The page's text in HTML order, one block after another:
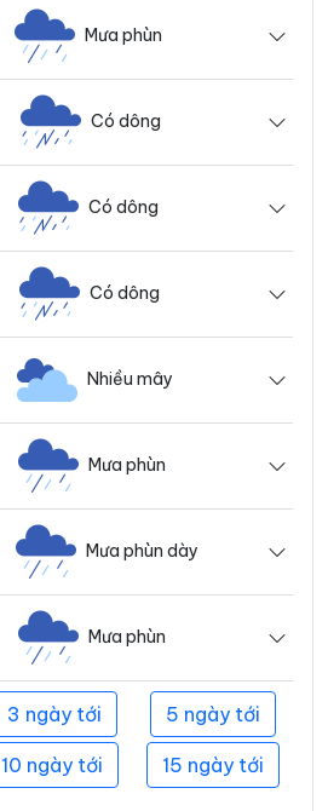
Mưa phùn
Có dông
Có dông
Có dông
Nhiều mây
Mưa phùn
Mưa phùn dày
Mưa phùn
3 ngày tới 5 ngày tới
10 ngày tới 15 ngày tới